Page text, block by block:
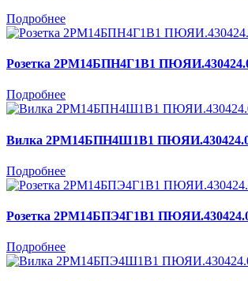
Подробнее
Розетка 2РМ14БПН4Г1В1
Подробнее
Вилка 2РМ14БПН4Ш1В1
Подробнее
Розетка 2РМ14БПЭ4Г1В1
Подробнее